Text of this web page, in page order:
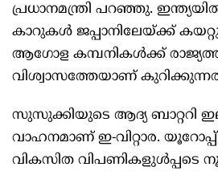
പ്രധാനമന്ത്രി പറഞ്ഞു. ഇന്ത്യയില്‍
കാറുകള്‍ ജപ്പാനിലേയ്ക്ക്
ആഗോള കമ്പനികള്‍ക്ക്
വിശ്വാസത്തേയാണ്
സുസുക്കിയുടെ ആദ്യ ബാറ്ററി
വാഹനമാണ് ഇ-വിറ്റാര.
വികസിത വിപണികളുള്‍പ്പടെ